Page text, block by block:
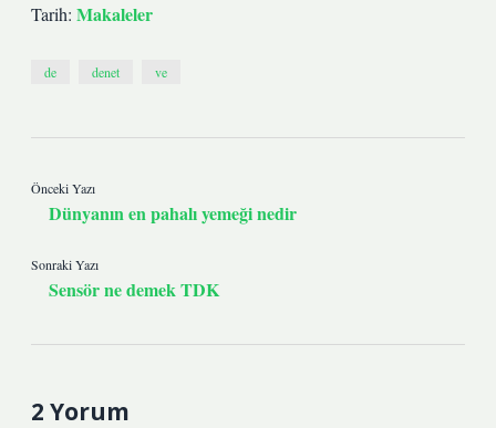
Tarih: Makaleler
de denet ve
Önceki Yazı
Dünyanın en pahalı yemeği nedir
Sonraki Yazı
Sensör ne demek TDK
2 Yorum